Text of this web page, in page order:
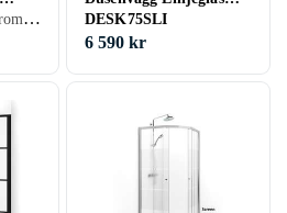
Duschhörna, Vit, Krom, Aluminium, Ofärgat (klart glas), Grå/Rök/Tonat, 80 cm
DESK75SLI
6 590 kr